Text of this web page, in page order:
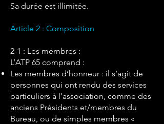
Sa durée est illimitée.
Article 2 : Composition
2-1 : Les membres :
L’ATP 65 comprend :
Les membres d’honneur : il s’agit de
personnes qui ont rendu des services
particuliers à l’association, comme des
anciens Présidents et/membres du
Bureau, ou de simples membres «